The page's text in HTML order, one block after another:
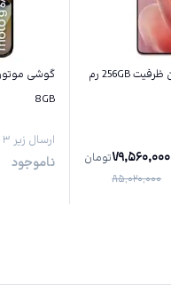
گوشی موتورولا اج 60 فیوژن ظرفیت 256GB رم
79,560,000
85,020,000
تومان
8GB
ارسال زیر ۳ ساعت
ناموجود